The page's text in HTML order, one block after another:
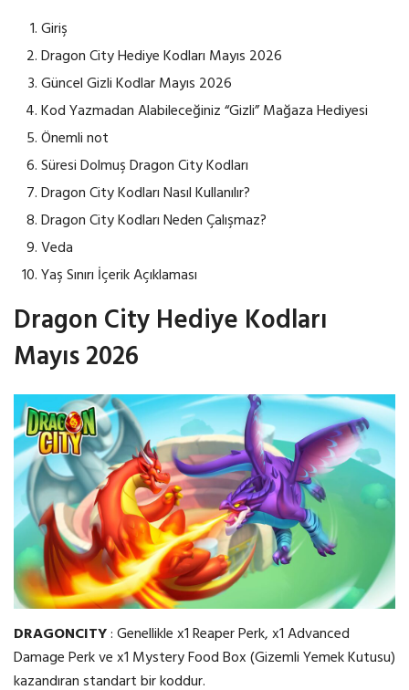
Giriş
Dragon City Hediye Kodları Mayıs 2026
Güncel Gizli Kodlar Mayıs 2026
Kod Yazmadan Alabileceğiniz “Gizli” Mağaza Hediyesi
Önemli not
Süresi Dolmuş Dragon City Kodları
Dragon City Kodları Nasıl Kullanılır?
Dragon City Kodları Neden Çalışmaz?
Veda
Yaş Sınırı İçerik Açıklaması
Dragon City Hediye Kodları
Mayıs 2026
DRAGONCITY: Genellikle x1 Reaper Perk, x1 Advanced
Damage Perk ve x1 Mystery Food Box (Gizemli Yemek Kutusu)
kazandıran standart bir koddur.